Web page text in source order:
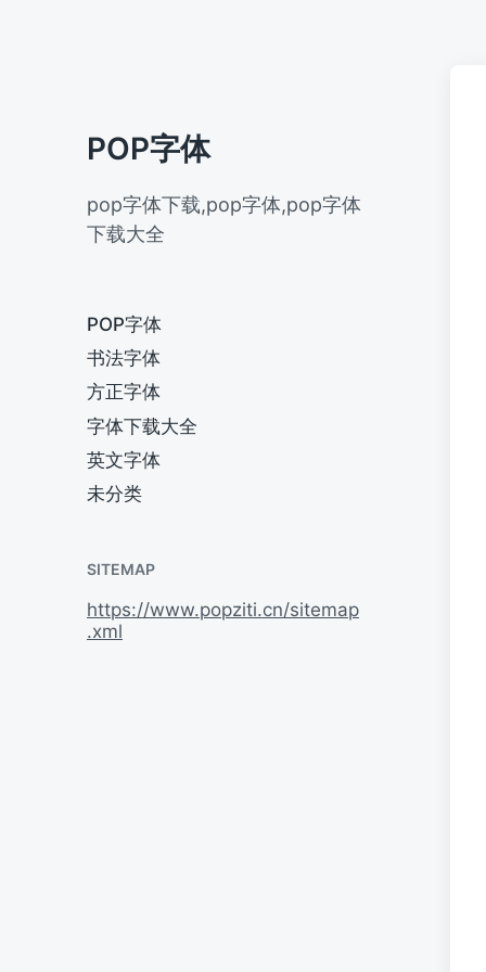
POP字体
pop字体下载,pop字体,pop字体
下载大全
POP字体
书法字体
方正字体
字体下载大全
英文字体
未分类
SITEMAP
https://www.popziti.cn/sitemap
.xml